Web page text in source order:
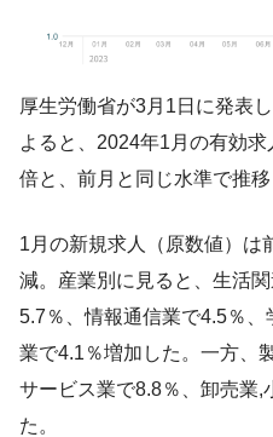
厚生労働省が3月1日に発表
よると、2024年1月の有効
倍と、前月と同じ水準で推移
1月の新規求人（原数値）は
減。産業別に見ると、生活
5.7％、情報通信業で4.5％
業で4.1％増加した。一方、
サービス業で8.8％、卸売業,
た。